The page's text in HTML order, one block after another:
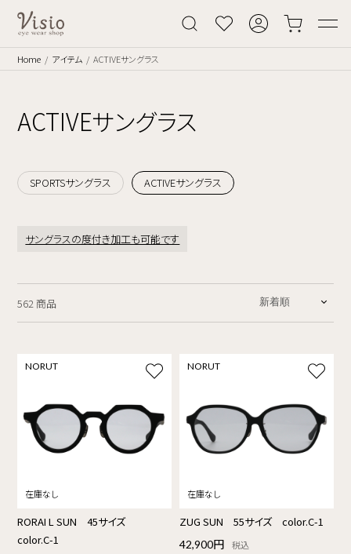
Home アイテム ACTIVEサングラス
ACTIVEサングラス
SPORTSサングラス ACTIVEサングラス
サングラスの度付き加工も可能です
562 商品
NORUT
RORAI L SUN 45サイズ
color.C-1
NORUT
ZUG SUN 55サイズ color.C-1
42,900円 税込